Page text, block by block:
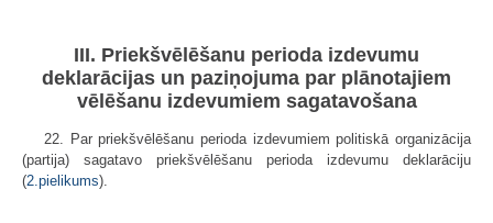
III. Priekšvēlēšanu perioda izdevumu
deklarācijas un paziņojuma par plānotajiem
vēlēšanu izdevumiem sagatavošana
22. Par priekšvēlēšanu perioda izdevumiem politiskā organizācija
(partija) sagatavo priekšvēlēšanu perioda izdevumu deklarāciju
(2.pielikums).